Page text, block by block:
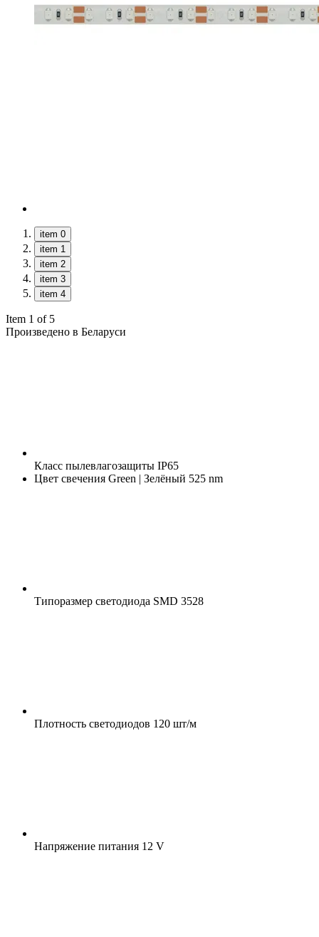
item 0
item 1
item 2
item 3
item 4
Item 1 of 5
Произведено в Беларуси
Класс пылевлагозащиты IP65
Цвет свечения Green | Зелёный 525 nm
Типоразмер светодиода SMD 3528
Плотность светодиодов 120 шт/м
Напряжение питания 12 V